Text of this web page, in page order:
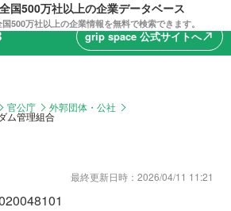
国500万社以上の企業データベース
500万社以上の企業情報を無料で検索できます。
grip space 公式サイトへnorth_east
官公庁 外郭団体・公社
ム管理組合
最終更新日時： 2026/04/11 11:21